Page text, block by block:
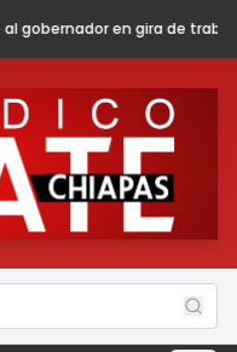
en la sierra madre de